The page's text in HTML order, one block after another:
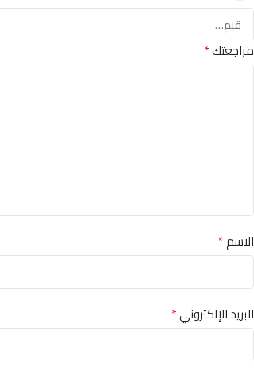
مراجعتك*
الاسم*
البريد الإلكتروني*